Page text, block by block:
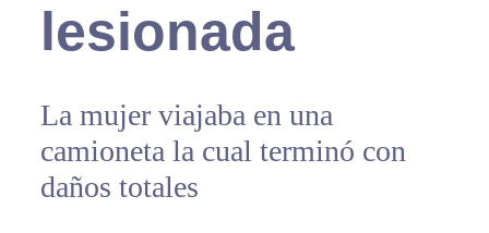
lesionada
La mujer viajaba en una
camioneta la cual terminó con
daños totales